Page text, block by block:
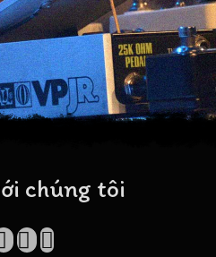
chúng tôi
VimeoYouTube
Mobile